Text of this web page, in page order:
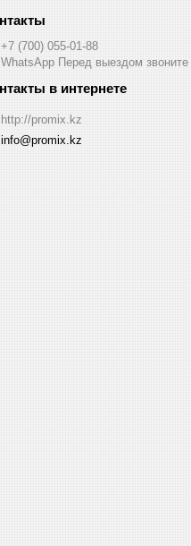
+7 (700) 055-01-88
WhatsApp Перед выездом звоните
http://promix.kz
info@promix.kz